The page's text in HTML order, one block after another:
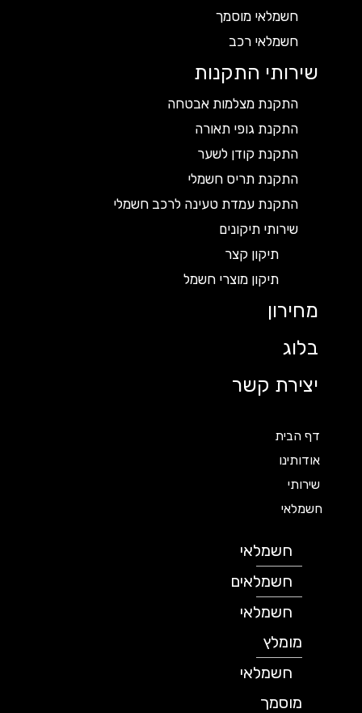
חשמלאי מוסמך
חשמלאי רכב
שירותי התקנות
התקנת מצלמות אבטחה
התקנת גופי תאורה
התקנת קודן לשער
התקנת תריס חשמלי
התקנת עמדת טעינה לרכב חשמלי
שירותי תיקונים
תיקון קצר
תיקון מוצרי חשמל
מחירון
בלוג
יצירת קשר
דף הבית
אודותינו
שירותי
חשמלאי
חשמלאי
חשמלאים
חשמלאי
מומלץ
חשמלאי
מוסמך